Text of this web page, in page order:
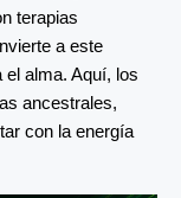
terapias
a este
el alma. Aquí, los
ancestrales,
con la energía